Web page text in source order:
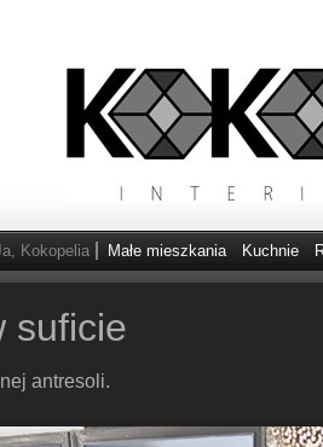
Kokopelia Małe mieszkania Kuchnie
suficie
antresoli.